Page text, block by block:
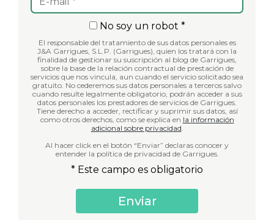
No soy un robot *
El responsable del tratamiento de sus datos personales es
J&A Garrigues, S.L.P. (Garrigues), quien los tratará con la
finalidad de gestionar su suscripción al blog de Garrigues,
sobre la base de la relación contractual de prestación de
servicios que nos vincula, aun cuando el servicio solicitado sea
gratuito. No cederemos sus datos personales a terceros salvo
cuando resulte legalmente obligatorio, podrán acceder a sus
datos personales los prestadores de servicios de Garrigues.
Tiene derecho a acceder, rectificar y suprimir sus datos, así
como otros derechos, como se explica en la información
adicional sobre privacidad.
Al hacer click en el botón “Enviar” declaras conocer y
entender la política de privacidad de Garrigues.
* Este campo es obligatorio